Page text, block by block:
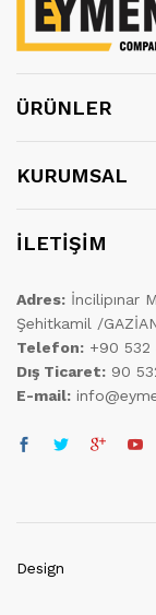
ÜRÜNLER
KURUMSAL
İLETİŞİM
Adres: İncilipınar
Şehitkamil /
Telefon: +90 532
Dış Ticaret: 90
E-mail:
Design